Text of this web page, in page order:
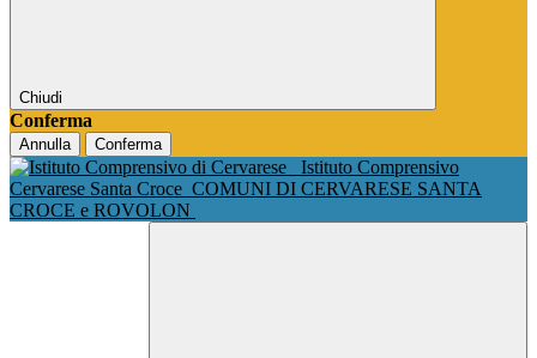
Chiudi
Conferma
Annulla Conferma
Istituto Comprensivo
Cervarese Santa Croce COMUNI DI CERVARESE SANTA
CROCE e ROVOLON